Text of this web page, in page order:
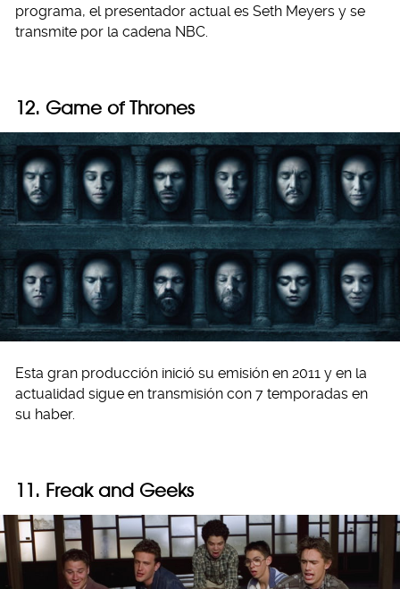
programa, el presentador actual es Seth Meyers y se
transmite por la cadena NBC.
12. Game of Thrones
Esta gran producción inició su emisión en 2011 y en la
actualidad sigue en transmisión con 7 temporadas en
su haber.
11. Freak and Geeks